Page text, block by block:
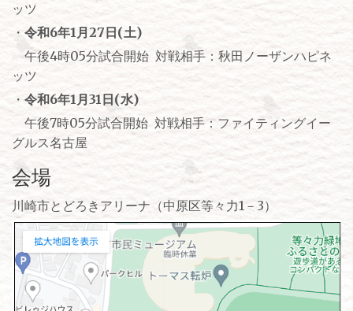
ッツ
・ 令和6年1月27日(土)
午後4時05分試合開始 対戦相手：秋田ノーザンハピネ
ッツ
・ 令和6年1月31日(水)
午後7時05分試合開始 対戦相手：ファイティングイー
グルス名古屋
会場
川崎市とどろきアリーナ（中原区等々力1－3）